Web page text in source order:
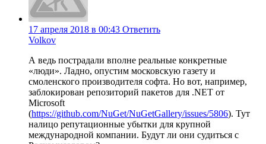
17 апреля 2018 в 00:43 Ответить
Volkov
А ведь пострадали вполне реальные конкретные
«люди». Ладно, опустим московскую газету и
смоленского производителя софта. Но вот, например,
заблокирован репозиторий пакетов для .NET от
Microsoft
(https://github.com/NuGet/NuGetGallery/issues/5806). Тут
налицо репутационные убытки для крупной
международной компании. Будут ли они судиться с